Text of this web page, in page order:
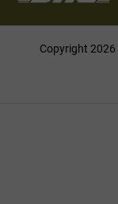
Copyright 2026